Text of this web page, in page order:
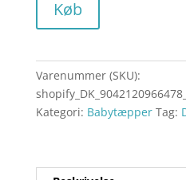
Køb
Varenummer (SKU):
Kategori: Babytæpper Tag: